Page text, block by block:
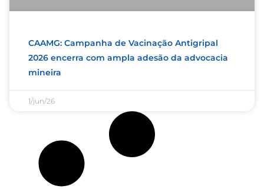
CAAMG: Campanha de Vacinação Antigripal
2026 encerra com ampla adesão da advocacia
mineira
1/jun/26